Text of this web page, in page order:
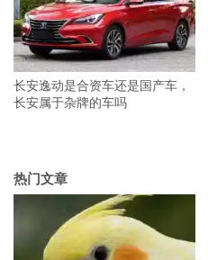
长安逸动是合资车还是国产车，
长安属于杂牌的车吗
热门文章